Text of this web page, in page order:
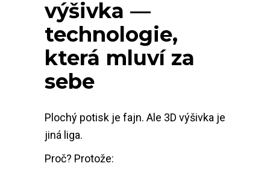
výšivka —
technologie,
která mluví za
sebe
Plochý potisk je fajn. Ale 3D výšivka je
jiná liga.
Proč? Protože: